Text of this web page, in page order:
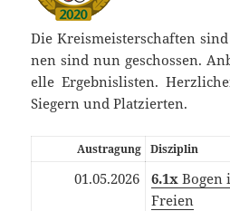
Die Kreis­meis­ter­schaf­ten
nen sind nun geschos­sen.
el­le Ergeb­nis­lis­ten.
Sie­gern und Platzierten.
Aus­tra­gung Dis­zi­plin
01.05.2026 6.1x Bogen
Freien